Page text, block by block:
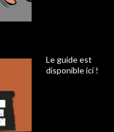
Le guide est
disponible ici !